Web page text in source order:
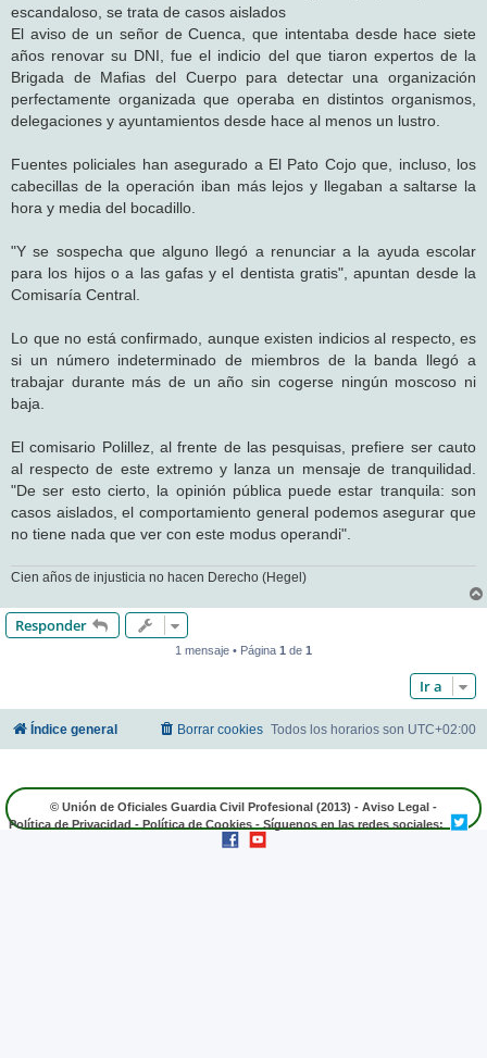
escandaloso, se trata de casos aislados
El aviso de un señor de Cuenca, que intentaba desde hace siete
años renovar su DNI, fue el indicio del que tiaron expertos de la
Brigada de Mafias del Cuerpo para detectar una organización
perfectamente organizada que operaba en distintos organismos,
delegaciones y ayuntamientos desde hace al menos un lustro.
Fuentes policiales han asegurado a El Pato Cojo que, incluso, los
cabecillas de la operación iban más lejos y llegaban a saltarse la
hora y media del bocadillo.
"Y se sospecha que alguno llegó a renunciar a la ayuda escolar
para los hijos o a las gafas y el dentista gratis", apuntan desde la
Comisaría Central.
Lo que no está confirmado, aunque existen indicios al respecto, es
si un número indeterminado de miembros de la banda llegó a
trabajar durante más de un año sin cogerse ningún moscoso ni
baja.
El comisario Polillez, al frente de las pesquisas, prefiere ser cauto
al respecto de este extremo y lanza un mensaje de tranquilidad.
"De ser esto cierto, la opinión pública puede estar tranquila: son
casos aislados, el comportamiento general podemos asegurar que
no tiene nada que ver con este modus operandi".
Cien años de injusticia no hacen Derecho (Hegel)
Responder
1 mensaje • Página 1 de 1
Ir a
Índice general Todos los horarios son UTC+02:00
Borrar cookies
© Unión de Oficiales Guardia Civil Profesional (2013) - Aviso Legal -
Política de Privacidad - Política de Cookies - Síguenos en las redes sociales: